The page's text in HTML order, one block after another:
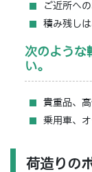
ご近所へ
積み残し
次のような
い。
貴重品、
乗用車、オ
荷造りの